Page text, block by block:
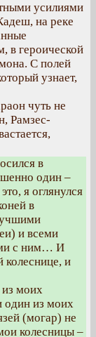
усилиями
на реке
в героической
С полей
узнает,
чуть не
Рамзес-
в
один –
я оглянулся
в
и всеми
с ним… И
колеснице, и
моих
один из моих
(могар) не
колесницы –